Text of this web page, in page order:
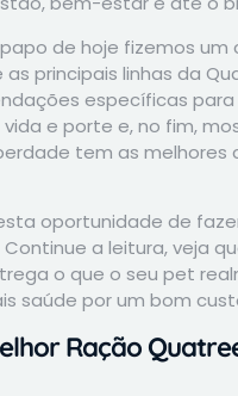
papo de hoje fizemos
principais linhas da
específicas
e porte e, no fim,
tem as melhores
oportunidade de
a leitura, veja
o que o seu pet
saúde por um bom
Ração